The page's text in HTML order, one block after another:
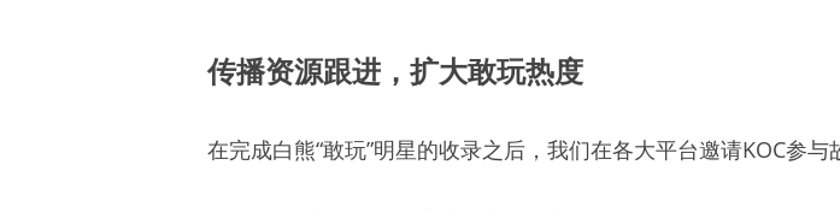
传播资源跟进，扩大敢玩热度
在完成白熊“敢玩”明星的收录之后，我们在各大平台邀请KOC参